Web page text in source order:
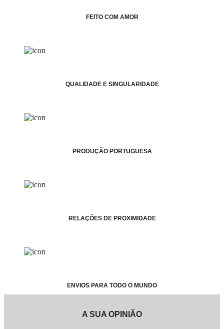
FEITO COM AMOR
QUALIDADE E SINGULARIDADE
PRODUÇÃO PORTUGUESA
RELAÇÕES DE PROXIMIDADE
ENVIOS PARA TODO O MUNDO
A SUA OPINIÃO